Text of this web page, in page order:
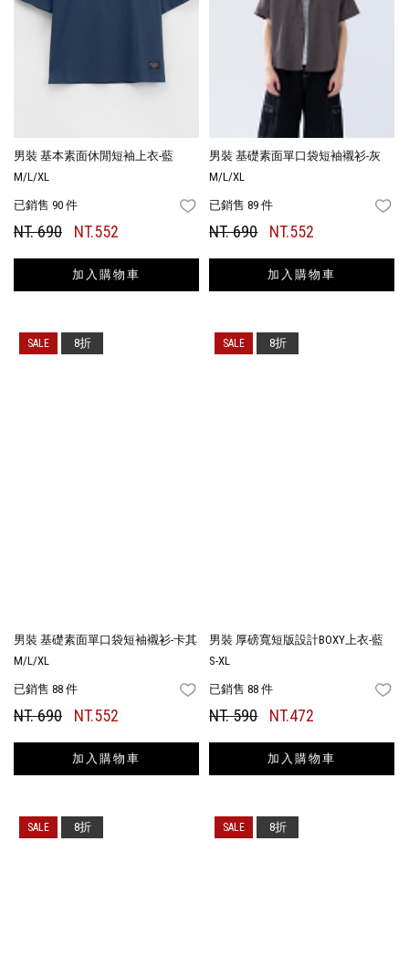
男裝 基本素面休閒短袖上衣-藍
M/L/XL
已銷售 90 件 FAVORITES
NT. 690 NT.552
加入購物車
男裝 基礎素面單口袋短袖襯衫-灰
M/L/XL
已銷售 89 件
NT. 690 NT.552
加入購物車
男裝 基礎素面單口袋短袖襯衫-卡其
M/L/XL
已銷售 88 件 FAVORITES
NT. 690 NT.552
加入購物車
8折
男裝 厚磅寬短版設計BOXY上衣-藍
S-XL
已銷售 88 件
NT. 590 NT.472
加入購物車
8折
8折 8折